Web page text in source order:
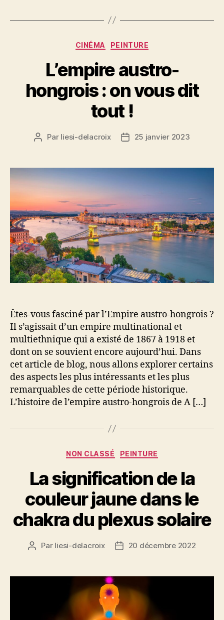
Catégories
CINÉMA PEINTURE
L’empire austro-
hongrois : on vous dit
tout !
Auteur
Par liesi-delacroix
Date25 janvier 2023
Êtes-vous fasciné par l’Empire austro-hongrois ?
Il s’agissait d’un empire multinational et
multiethnique qui a existé de 1867 à 1918 et
dont on se souvient encore aujourd’hui. Dans
cet article de blog, nous allons explorer certains
des aspects les plus intéressants et les plus
remarquables de cette période historique.
L’histoire de l’empire austro-hongrois de A […]
Catégories
NON CLASSÉ PEINTURE
La signification de la
couleur jaune dans le
chakra du plexus solaire
Auteur
Par liesi-delacroix
Date20 décembre 2022